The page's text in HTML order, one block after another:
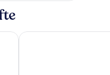
Hotel Randsbergerhof